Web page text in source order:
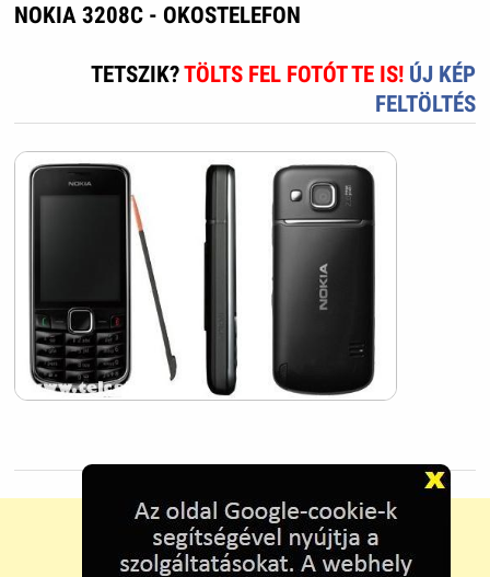
NOKIA 3208C - OKOSTELEFON
TETSZIK?TÖLTS FEL FOTÓT TE IS! ÚJ KÉP
FELTÖLTÉS